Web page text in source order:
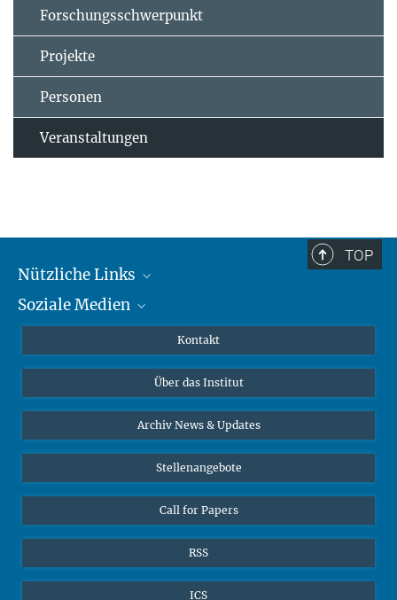
Forschungsschwerpunkt
Projekte
Personen
Veranstaltungen
TOP
Nützliche Links
MMG Alumni Corner
Online-Vorträge
Interviews zum Thema "Diversity"
Soziale Medien
Bluesky
Kontakt
Über das Institut
Archiv News & Updates
Stellenangebote
Call for Papers
RSS
ICS